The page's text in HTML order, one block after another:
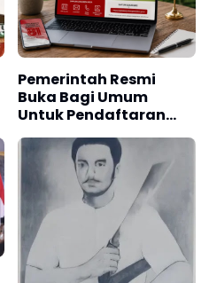
Pemerintah Resmi
Buka Bagi Umum
Untuk Pendaftaran
Upacara HUT ke-81 RI